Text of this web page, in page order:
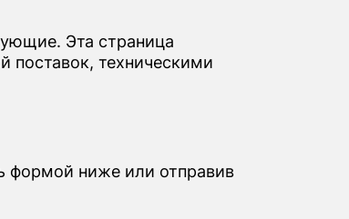
Эта страница
поставок, техническими
формой ниже или отправив